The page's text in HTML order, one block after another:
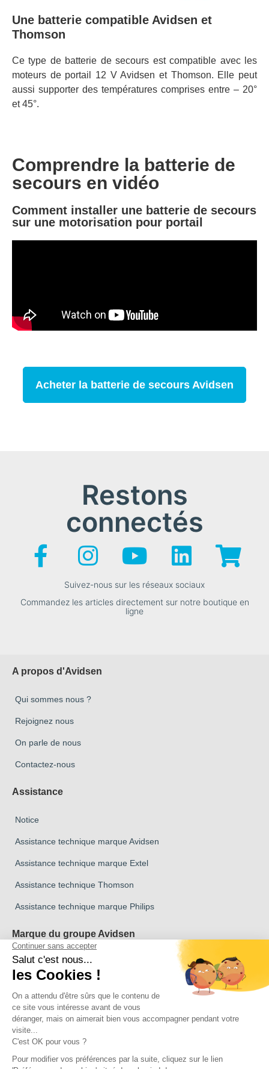
Une batterie compatible Avidsen et
Thomson
Ce type de batterie de secours est compatible avec les
moteurs de portail 12 V Avidsen et Thomson. Elle peut
aussi supporter des températures comprises entre – 20°
et 45°.
Comprendre la batterie de
secours en vidéo
Comment installer une batterie de secours
sur une motorisation pour portail
Acheter la batterie de secours Avidsen
Restons
connectés
Suivez-nous sur les réseaux sociaux
Commandez les articles directement sur notre boutique en
ligne
A propos d'Avidsen
Qui sommes nous ?
Rejoignez nous
On parle de nous
Contactez-nous
Assistance
Notice
Assistance technique marque Avidsen
Assistance technique marque Extel
Assistance technique Thomson
Assistance technique marque Philips
Marque du groupe Avidsen
Marque Avidsen
Marque Thomson
Marque Philips
Copyright 2026 © Tous droits reservés Avidsen